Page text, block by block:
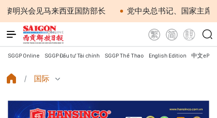
会见马来西亚国防部长 党中央总书记、国家主席苏林
SGGP Online SGGP Đầu tư Tài chính SGGP Thể Thao English Edition 中文
国际